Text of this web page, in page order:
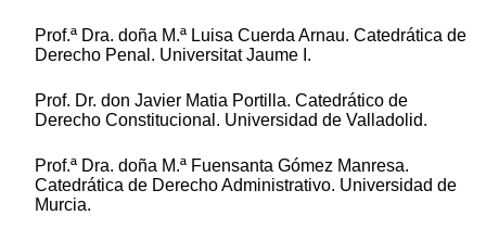
Prof.ª Dra. doña M.ª Luisa Cuerda Arnau. Catedrática de
Derecho Penal. Universitat Jaume I.
Prof. Dr. don Javier Matia Portilla. Catedrático de
Derecho Constitucional. Universidad de Valladolid.
Prof.ª Dra. doña M.ª Fuensanta Gómez Manresa.
Catedrática de Derecho Administrativo. Universidad de
Murcia.